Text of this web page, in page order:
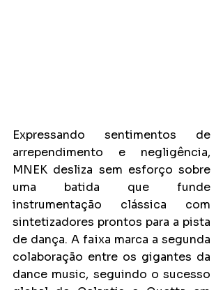
Expressando sentimentos de
arrependimento e negligência,
MNEK desliza sem esforço sobre
uma batida que funde
instrumentação clássica com
sintetizadores prontos para a pista
de dança. A faixa marca a segunda
colaboração entre os gigantes da
dance music, seguindo o sucesso